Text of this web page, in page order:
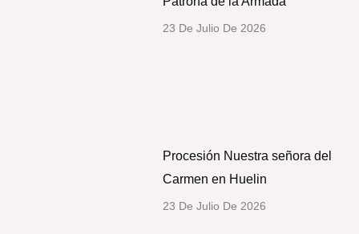
23 De Julio De 2026
Procesión Nuestra señora del
Carmen en Huelin
23 De Julio De 2026